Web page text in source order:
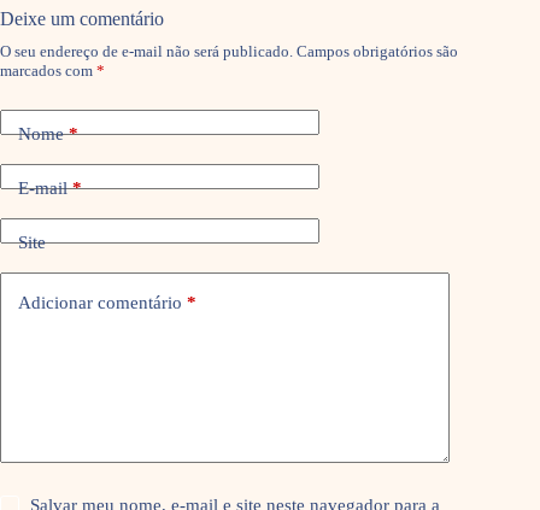
Deixe um comentário
O seu endereço de e-mail não será publicado. Campos obrigatórios são
marcados com *
Nome*
E-mail*
Site
Adicionar comentário *
Salvar meu nome, e-mail e site neste navegador para a